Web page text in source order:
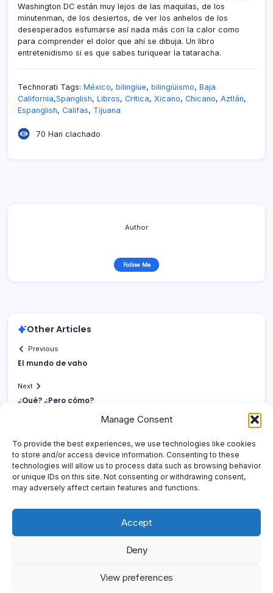
Manage Consent
To provide the best experiences, we use technologies like cookies
to store and/or access device information. Consenting to these
technologies will allow us to process data such as browsing behavior
or unique IDs on this site. Not consenting or withdrawing consent,
may adversely affect certain features and functions.
Accept
Deny
View preferences
Washington DC están muy lejos de las maquilas, de los
minutenman, de los desiertos, de ver los anhelos de los
desesperados esfumarse así­ nada más con la calor como
para comprender el dolor que ahí­ se dibuja. Un libro
entretenidismo si es que sabes turiquear la tataracha.
Technorati Tags: México, bilingíüe, bilingíüismo, Baja
California,Spanglish, Libros, Critica, Xicano, Chicano, Aztlán,
Espanglish, Califas, Tijuana
70 Han clachado
Author
Follow Me
Other Articles
Previous
El mundo de vaho
Next
¿Qué? ¿Pero cómo?
Yonder Lies It. All rights reserved.